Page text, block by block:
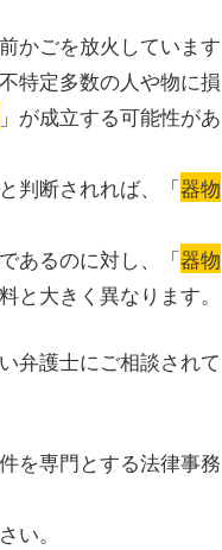
かごを放火しています
特定多数の人や物に損
」が成立する可能性があ
判断されれば、「器物
あるのに対し、「器物
と大きく異なります。
弁護士にご相談されて
を専門とする法律事務
い。